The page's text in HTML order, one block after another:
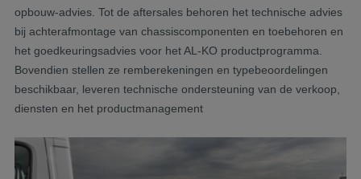
opbouw-advies. Tot de aftersales behoren het technische advies
bij achterafmontage van chassiscomponenten en toebehoren en
het goedkeuringsadvies voor het AL‑KO productprogramma.
Bovendien stellen ze remberekeningen en typebeoordelingen
beschikbaar, leveren technische ondersteuning van de verkoop,
diensten en het productmanagement